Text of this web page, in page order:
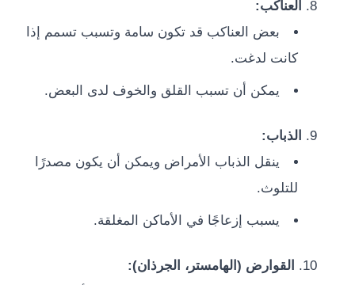
العناكب:
بعض العناكب قد تكون سامة وتسبب تسمم إذا
كانت لدغت.
يمكن أن تسبب القلق والخوف لدى البعض.
الذباب:
ينقل الذباب الأمراض ويمكن أن يكون مصدرًا
يسبب إزعاجًا في الأماكن المغلقة.
القوارض (الهامستر، الجرذان):